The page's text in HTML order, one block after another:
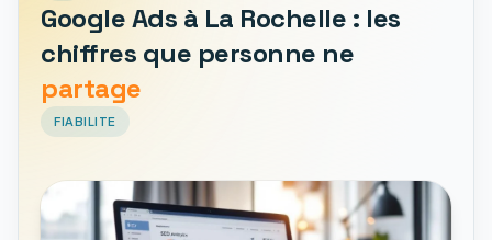
Google Ads à La Rochelle : les
chiffres que personne ne
partage
FIABILITE